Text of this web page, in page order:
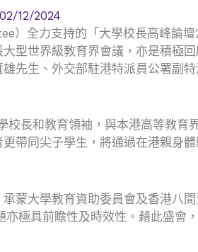
02/12/2024
全力支持的「大學校長高峰論
型世界級教育界會議，亦是積極
先生、外交部駐港特派員公署副
長和教育領袖，與本港高等教育
帶同尖子學生，將通過在港親身
蒙大學教育資助委員會及香港八
極具前瞻性及時效性。藉此盛會